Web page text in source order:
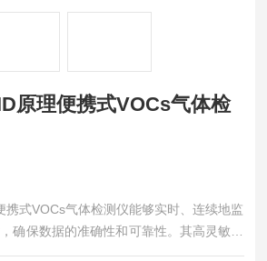
原理便携式VOCs气体检
携式VOCs气体检测仪能够实时、连续地监
确保数据的准确性和可靠性。其高灵敏度
低浓度的VOC也能被准确捕捉，为用户提